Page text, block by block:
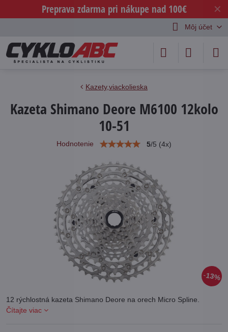
✕
Preprava zdarma pri nákupe nad 100€
Môj účet
13%
Kazety,viackolieska
Kazeta Shimano Deore M6100 12kolo
10-51
Hodnotenie 5/5 (4x)
12 rýchlostná kazeta Shimano Deore na orech Micro Spline.
Čítajte viac